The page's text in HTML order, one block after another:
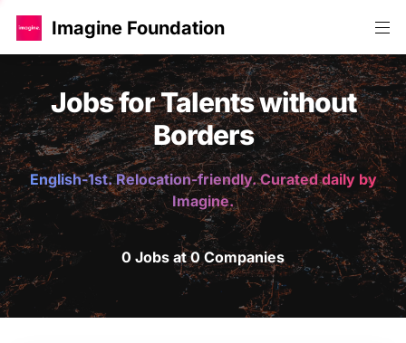
Imagine Foundation
Jobs for Talents without
Borders
English-1st. Relocation-friendly. Curated daily by
Imagine.
0 Jobs at 0 Companies